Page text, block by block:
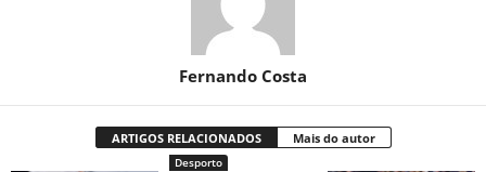
Fernando Costa
ARTIGOS RELACIONADOS Mais do autor
Desporto